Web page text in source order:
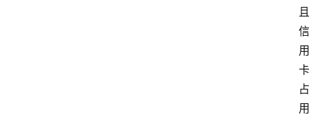
且
信
用
卡
占
用